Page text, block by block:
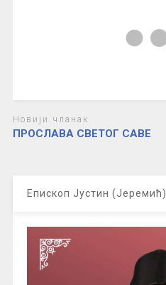
Новији чланак
ПРОСЛАВА СВЕТОГ САВЕ
Епископ Јустин (Јеремић)